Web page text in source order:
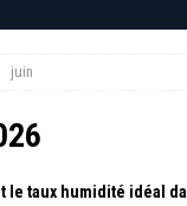
juin
le taux humidité idéal